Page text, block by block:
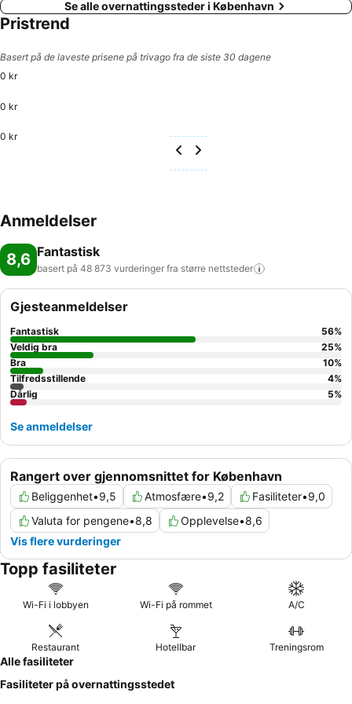
Se alle overnattingssteder i København
Pristrend
Basert på de laveste prisene på trivago fra de siste 30 dagene
0 kr
0 kr
0 kr
Anmeldelser
8,6 Fantastisk
basert på 48 873 vurderinger fra større nettsteder
Rangert over gjennomsnittet for København
Beliggenhet•9,5 Atmosfære•9,2 Fasiliteter•9,0
Valuta for pengene•8,8 Opplevelse•8,6
Vis flere vurderinger
Gjesteanmeldelser
Fantastisk 56%
Veldig bra
25%
Bra
10%
Tilfredsstillende
4%
Dårlig
5%
Se anmeldelser
Topp fasiliteter
Wi-Fi i lobbyen Wi-Fi på rommet A/C
Restaurant Hotellbar Treningsrom
Alle fasiliteter
Fasiliteter på overnattingsstedet